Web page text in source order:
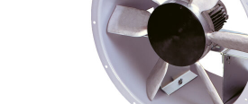
DETAILS